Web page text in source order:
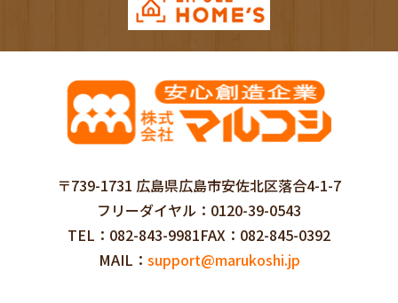
〒739-1731 広島県広島市安佐北区落合4-1-7
フリーダイヤル
0120-39-0543
TEL
082-843-9981FAX
082-845-0392
MAIL
support@marukoshi.jp